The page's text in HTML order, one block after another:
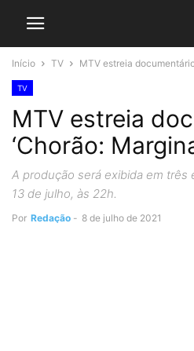
Início TV MTV estreia
TV
MTV estreia
‘Chorão:
A produção será exibida em três
13 de julho, às 22h.
Por Redação - 8 de julho de 2021